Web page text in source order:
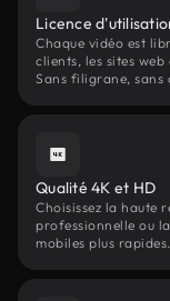
Licence
Chaque vidéo est
clients, les sites
Sans filigrane, sans
Qualité 4K et HD
Choisissez la haute
professionnelle ou
mobiles plus rapides.